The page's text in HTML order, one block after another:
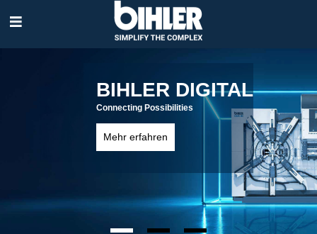
überspringen
In die Zukunft
LM 2000-KT / LM 2000-NC
Mehr erfahren